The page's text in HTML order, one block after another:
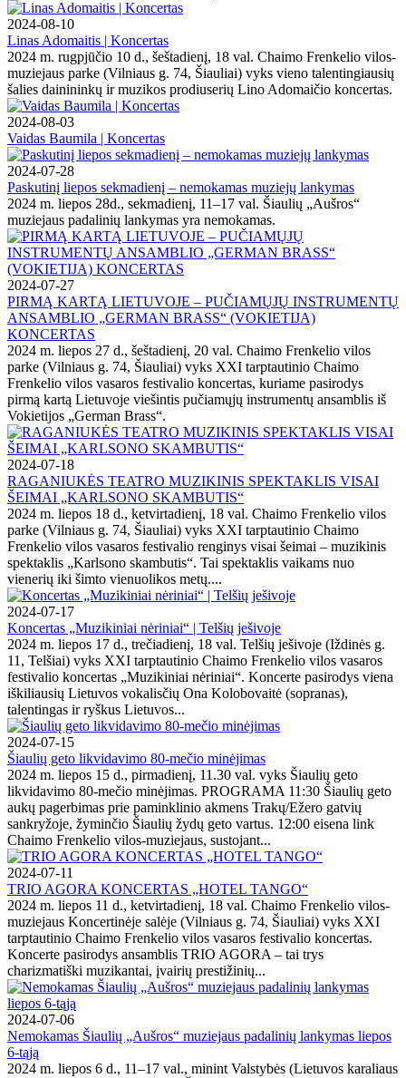
2024-08-10
Linas Adomaitis | Koncertas
2024 m. rugpjūčio 10 d., šeštadienį, 18 val. Chaimo Frenkelio vilos-
muziejaus parke (Vilniaus g. 74, Šiauliai) vyks vieno talentingiausių
šalies dainininkų ir muzikos prodiuserių Lino Adomaičio koncertas.
2024-08-03
Vaidas Baumila | Koncertas
2024-07-28
Paskutinį liepos sekmadienį – nemokamas muziejų lankymas
2024 m. liepos 28d., sekmadienį, 11–17 val. Šiaulių „Aušros“
muziejaus padalinių lankymas yra nemokamas.
2024-07-27
PIRMĄ KARTĄ LIETUVOJE – PUČIAMŲJŲ INSTRUMENTŲ
ANSAMBLIO „GERMAN BRASS“ (VOKIETIJA)
KONCERTAS
2024 m. liepos 27 d., šeštadienį, 20 val. Chaimo Frenkelio vilos
parke (Vilniaus g. 74, Šiauliai) vyks XXI tarptautinio Chaimo
Frenkelio vilos vasaros festivalio koncertas, kuriame pasirodys
pirmą kartą Lietuvoje viešintis pučiamųjų instrumentų ansamblis iš
Vokietijos „German Brass“.
2024-07-18
RAGANIUKĖS TEATRO MUZIKINIS SPEKTAKLIS VISAI
ŠEIMAI „KARLSONO SKAMBUTIS“
2024 m. liepos 18 d., ketvirtadienį, 18 val. Chaimo Frenkelio vilos
parke (Vilniaus g. 74, Šiauliai) vyks XXI tarptautinio Chaimo
Frenkelio vilos vasaros festivalio renginys visai šeimai – muzikinis
spektaklis „Karlsono skambutis“. Tai spektaklis vaikams nuo
vienerių iki šimto vienuolikos metų....
2024-07-17
Koncertas „Muzikiniai nėriniai“ | Telšių ješivoje
2024 m. liepos 17 d., trečiadienį, 18 val. Telšių ješivoje (Iždinės g.
11, Telšiai) vyks XXI tarptautinio Chaimo Frenkelio vilos vasaros
festivalio koncertas „Muzikiniai nėriniai“. Koncerte pasirodys viena
iškiliausių Lietuvos vokalisčių Ona Kolobovaitė (sopranas),
talentingas ir ryškus Lietuvos...
2024-07-15
Šiaulių geto likvidavimo 80-mečio minėjimas
2024 m. liepos 15 d., pirmadienį, 11.30 val. vyks Šiaulių geto
likvidavimo 80-mečio minėjimas. PROGRAMA 11:30 Šiaulių geto
aukų pagerbimas prie paminklinio akmens Trakų/Ežero gatvių
sankryžoje, žyminčio Šiaulių žydų geto vartus. 12:00 eisena link
Chaimo Frenkelio vilos-muziejaus, sustojant...
2024-07-11
TRIO AGORA KONCERTAS „HOTEL TANGO“
2024 m. liepos 11 d., ketvirtadienį, 18 val. Chaimo Frenkelio vilos-
muziejaus Koncertinėje salėje (Vilniaus g. 74, Šiauliai) vyks XXI
tarptautinio Chaimo Frenkelio vilos vasaros festivalio koncertas.
Koncerte pasirodys ansamblis TRIO AGORA – tai trys
charizmatiški muzikantai, įvairių prestižinių...
2024-07-06
Nemokamas Šiaulių „Aušros“ muziejaus padalinių lankymas liepos
6-tąją
2024 m. liepos 6 d., 11–17 val., minint Valstybės (Lietuvos karaliaus